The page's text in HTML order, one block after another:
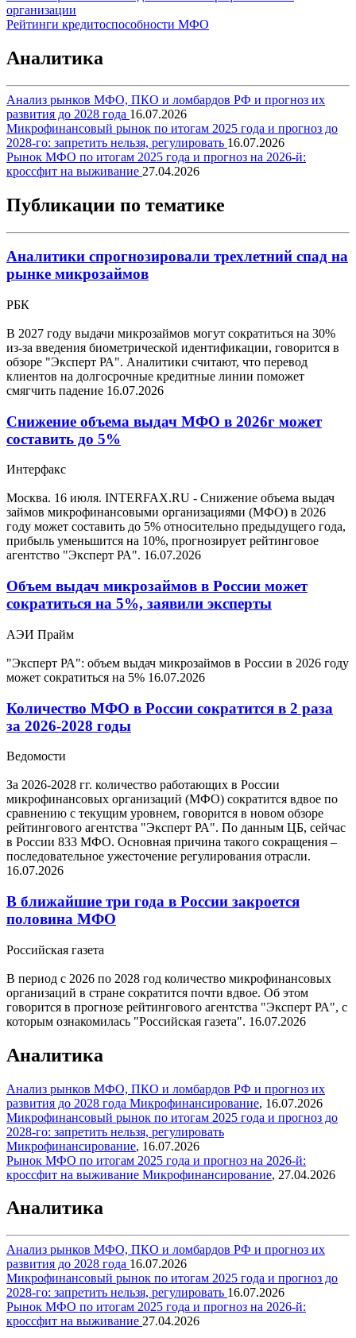
организации
Рейтинги кредитоспособности МФО
Аналитика
Анализ рынков МФО, ПКО и ломбардов РФ и прогноз их
развития до 2028 года 16.07.2026
Микрофинансовый рынок по итогам 2025 года и прогноз до
2028-го: запретить нельзя, регулировать 16.07.2026
Рынок МФО по итогам 2025 года и прогноз на 2026-й:
кроссфит на выживание 27.04.2026
Публикации по тематике
Аналитики спрогнозировали трехлетний спад на
рынке микрозаймов
РБК
В 2027 году выдачи микрозаймов могут сократиться на 30%
из-за введения биометрической идентификации, говорится в
обзоре "Эксперт РА". Аналитики считают, что перевод
клиентов на долгосрочные кредитные линии поможет
смягчить падение 16.07.2026
Снижение объема выдач МФО в 2026г может
составить до 5%
Интерфакс
Москва. 16 июля. INTERFAX.RU - Снижение объема выдач
займов микрофинансовыми организациями (МФО) в 2026
году может составить до 5% относительно предыдущего года,
прибыль уменьшится на 10%, прогнозирует рейтинговое
агентство "Эксперт РА". 16.07.2026
Объем выдач микрозаймов в России может
сократиться на 5%, заявили эксперты
АЭИ Прайм
"Эксперт РА": объем выдач микрозаймов в России в 2026 году
может сократиться на 5% 16.07.2026
Количество МФО в России сократится в 2 раза
за 2026-2028 годы
Ведомости
За 2026-2028 гг. количество работающих в России
микрофинансовых организаций (МФО) сократится вдвое по
сравнению с текущим уровнем, говорится в новом обзоре
рейтингового агентства "Эксперт РА". По данным ЦБ, сейчас
в России 833 МФО. Основная причина такого сокращения –
последовательное ужесточение регулирования отрасли.
16.07.2026
В ближайшие три года в России закроется
половина МФО
Российская газета
В период с 2026 по 2028 год количество микрофинансовых
организаций в стране сократится почти вдвое. Об этом
говорится в прогнозе рейтингового агентства "Эксперт РА", с
которым ознакомилась "Российская газета". 16.07.2026
Аналитика
Анализ рынков МФО, ПКО и ломбардов РФ и прогноз их
развития до 2028 года Микрофинансирование, 16.07.2026
Микрофинансовый рынок по итогам 2025 года и прогноз до
2028-го: запретить нельзя, регулировать
Микрофинансирование, 16.07.2026
Рынок МФО по итогам 2025 года и прогноз на 2026-й:
кроссфит на выживание Микрофинансирование, 27.04.2026
Аналитика
Анализ рынков МФО, ПКО и ломбардов РФ и прогноз их
развития до 2028 года 16.07.2026
Микрофинансовый рынок по итогам 2025 года и прогноз до
2028-го: запретить нельзя, регулировать 16.07.2026
Рынок МФО по итогам 2025 года и прогноз на 2026-й:
кроссфит на выживание 27.04.2026